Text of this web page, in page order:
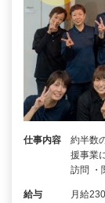
仕事内容
約半数
援事業
訪問
給与
月給